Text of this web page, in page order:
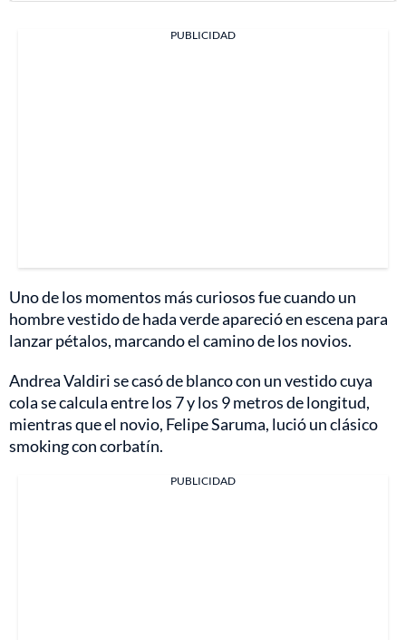
PUBLICIDAD
Uno de los momentos más curiosos fue cuando un
hombre vestido de hada verde apareció en escena para
lanzar pétalos, marcando el camino de los novios.
Andrea Valdiri se casó de blanco con un vestido cuya
cola se calcula entre los 7 y los 9 metros de longitud,
mientras que el novio, Felipe Saruma, lució un clásico
smoking con corbatín.
PUBLICIDAD